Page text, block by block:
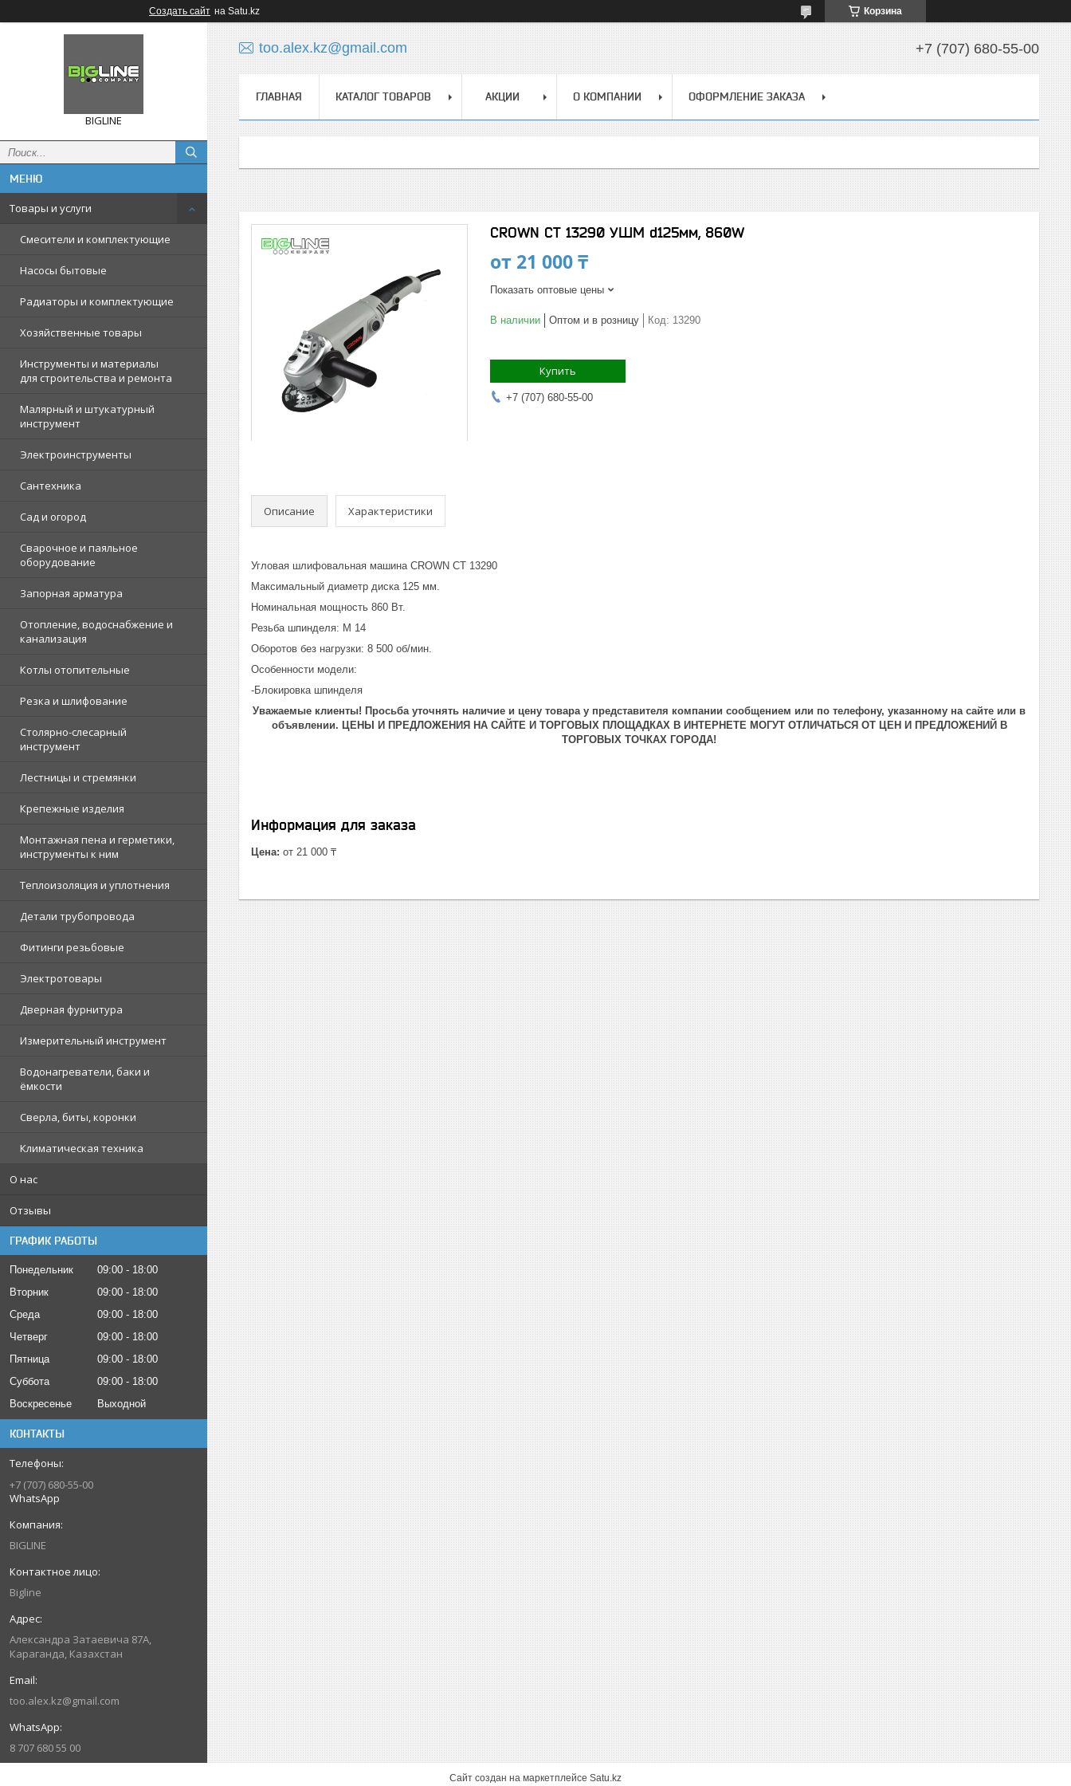
Создать сайт на Satu.kz Корзина
BIGLINE
Товары и услуги
Смесители и комплектующие
Насосы бытовые
Радиаторы и комплектующие
Хозяйственные товары
Инструменты и материалы
для строительства и ремонта
Малярный и штукатурный
инструмент
Электроинструменты
Сантехника
Сад и огород
Сварочное и паяльное
оборудование
Запорная арматура
Отопление, водоснабжение и
канализация
Котлы отопительные
Резка и шлифование
Столярно-слесарный
инструмент
Лестницы и стремянки
Крепежные изделия
Монтажная пена и герметики,
инструменты к ним
Теплоизоляция и уплотнения
Детали трубопровода
Фитинги резьбовые
Электротовары
Дверная фурнитура
Измерительный инструмент
Водонагреватели, баки и
ёмкости
Сверла, биты, коронки
Климатическая техника
О нас
Отзывы
ГРАФИК РАБОТЫ
Понедельник 09:00
18:00
Вторник
09:00
18:00
Среда
09:00
18:00
Четверг
09:00
18:00
Пятница
09:00
18:00
Суббота
09:00
18:00
Воскресенье
Выходной
КОНТАКТЫ
+7 (707) 680-55-00
WhatsApp
BIGLINE
Bigline
Александра Затаевича 87А,
Караганда, Казахстан
too.alex.kz@gmail.com
8 707 680 55 00
too.alex.kz@gmail.com +7 (707) 680-55-00
ГЛАВНАЯ КАТАЛОГ ТОВАРОВ АКЦИИ О КОМПАНИИ ОФОРМЛЕНИЕ ЗАКАЗА
CROWN СТ 13290 УШМ d125мм, 860W
от 21 000 ₸
Показать оптовые цены
В наличии Оптом и в розницу Код: 13290
Купить
+7 (707) 680-55-00
Описание Характеристики
Угловая шлифовальная машина CROWN СТ 13290
Максимальный диаметр диска 125 мм.
Номинальная мощность 860 Вт.
Резьба шпинделя: М 14
Оборотов без нагрузки: 8 500 об/мин.
Особенности модели:
-Блокировка шпинделя
Уважаемые клиенты! Просьба уточнять наличие и цену товара у представителя компании сообщением или по телефону, указанному на сайте или в
объявлении. ЦЕНЫ И ПРЕДЛОЖЕНИЯ НА САЙТЕ И ТОРГОВЫХ ПЛОЩАДКАХ В ИНТЕРНЕТЕ МОГУТ ОТЛИЧАТЬСЯ ОТ ЦЕН И ПРЕДЛОЖЕНИЙ В
ТОРГОВЫХ ТОЧКАХ ГОРОДА!
Информация для заказа
Цена: от 21 000 ₸
Сайт создан на маркетплейсе Satu.kz